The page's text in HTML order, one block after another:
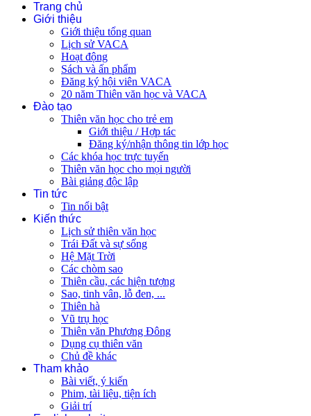
Trang chủ
Giới thiệu
Giới thiệu tổng quan
Lịch sử VACA
Hoạt động
Sách và ấn phẩm
Đăng ký hội viên VACA
20 năm Thiên văn học và VACA
Đào tạo
Thiên văn học cho trẻ em
Giới thiệu / Hợp tác
Đăng ký/nhận thông tin lớp học
Các khóa học trực tuyến
Thiên văn học cho mọi người
Bài giảng độc lập
Tin tức
Tin nổi bật
Kiến thức
Lịch sử thiên văn học
Trái Đất và sự sống
Hệ Mặt Trời
Các chòm sao
Thiên cầu, các hiện tượng
Sao, tinh vân, lỗ đen, ...
Thiên hà
Vũ trụ học
Thiên văn Phương Đông
Dụng cụ thiên văn
Chủ đề khác
Tham khảo
Bài viết, ý kiến
Phim, tài liệu, tiện ích
Giải trí